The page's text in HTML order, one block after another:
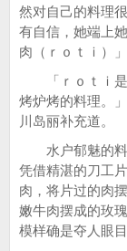
然对自己的料理很
有自信，她端上
肉（ｒｏｔｉ）」
「ｒｏｔｉ是
烤炉烤的料理。」
川岛丽补充道。
水户郁魅的料
凭借精湛的刀工片
肉，将片过的肉
嫩牛肉摆成的玫瑰
模样确是夺人眼目